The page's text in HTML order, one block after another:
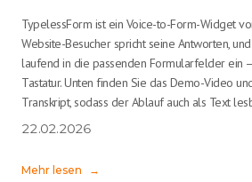
TypelessForm ist ein Voice-to-Form-Widget
Website-Besucher spricht seine Antworten,
laufend in die passenden Formularfelder ein
Tastatur. Unten finden Sie das Demo-Video
Transkript, sodass der Ablauf auch als Text
22.02.2026
Mehr lesen →